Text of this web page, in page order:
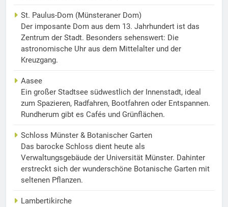
St. Paulus-Dom (Münsteraner Dom)
Der imposante Dom aus dem 13. Jahrhundert ist das
Zentrum der Stadt. Besonders sehenswert: Die
astronomische Uhr aus dem Mittelalter und der
Kreuzgang.
Aasee
Ein großer Stadtsee südwestlich der Innenstadt, ideal
zum Spazieren, Radfahren, Bootfahren oder Entspannen.
Rundherum gibt es Cafés und Grünflächen.
Schloss Münster & Botanischer Garten
Das barocke Schloss dient heute als
Verwaltungsgebäude der Universität Münster. Dahinter
erstreckt sich der wunderschöne Botanische Garten mit
seltenen Pflanzen.
Lambertikirche